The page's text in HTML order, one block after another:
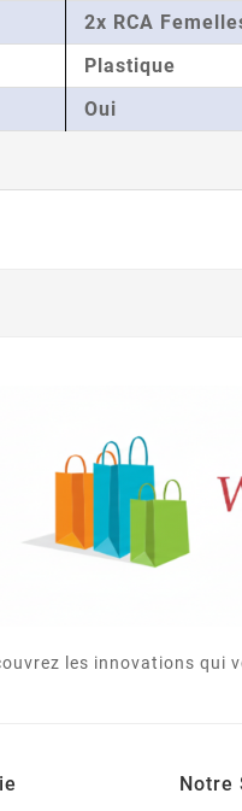
2x RCA
Plastique
Oui
les innovations qui
Notre